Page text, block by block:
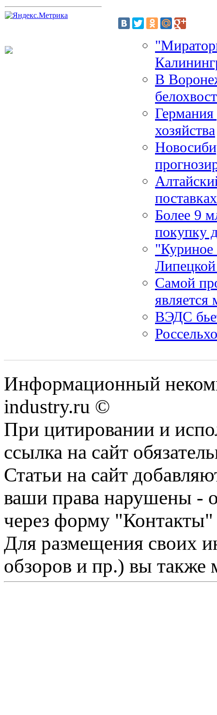
В
Германия
хозяйства
Более 9
покупку
"Куриное
Самой
является
ВЭДС
Информационный
industry.ru ©
При цитировании и
ссылка на сайт
Статьи на сайт
ваши права нарушены -
через форму "Контакты"
Для размещения своих
обзоров и пр.) вы также